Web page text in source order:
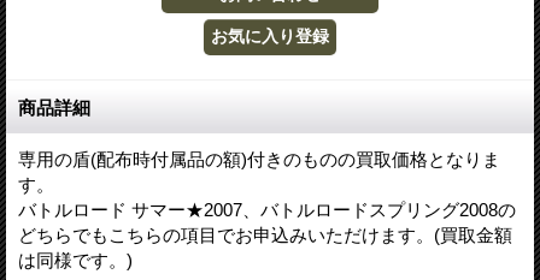
商品詳細
専用の盾(配布時付属品の額)付きのものの買取価格となりま
す。
バトルロード サマー★2007、バトルロードスプリング2008の
どちらでもこちらの項目でお申込みいただけます。(買取金額
は同様です。)